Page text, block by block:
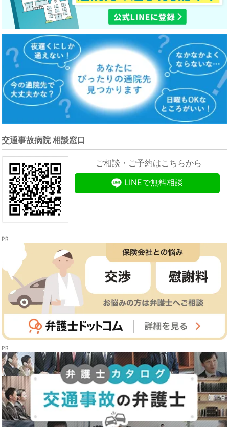
交通事故病院 相談窓口
ご相談・ご予約はこちらから
LINEで無料相談